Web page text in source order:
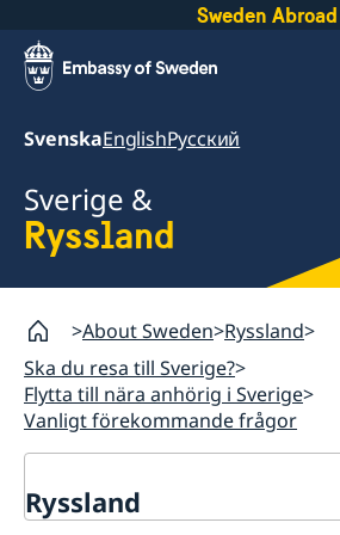
Sweden Abroad
SvenskaEnglishРусский
Sverige &
Ryssland
About Sweden Ryssland
Ska du resa till Sverige?
Flytta till nära anhörig i Sverige
Vanligt förekommande frågor
Ryssland